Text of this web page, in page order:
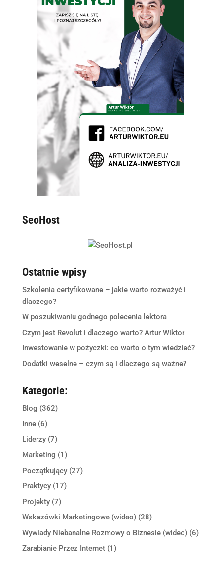
SeoHost
Ostatnie wpisy
Szkolenia certyfikowane – jakie warto rozważyć i
dlaczego?
W poszukiwaniu godnego polecenia lektora
Czym jest Revolut i dlaczego warto? Artur Wiktor
Inwestowanie w pożyczki: co warto o tym wiedzieć?
Dodatki weselne – czym są i dlaczego są ważne?
Kategorie:
Blog (362)
Inne(6)
Liderzy(7)
Marketing (1)
Początkujący(27)
Praktycy(17)
Projekty(7)
Wskazówki Marketingowe (wideo)(28)
Wywiady Niebanalne Rozmowy o Biznesie (wideo)(6)
Zarabianie Przez Internet(1)